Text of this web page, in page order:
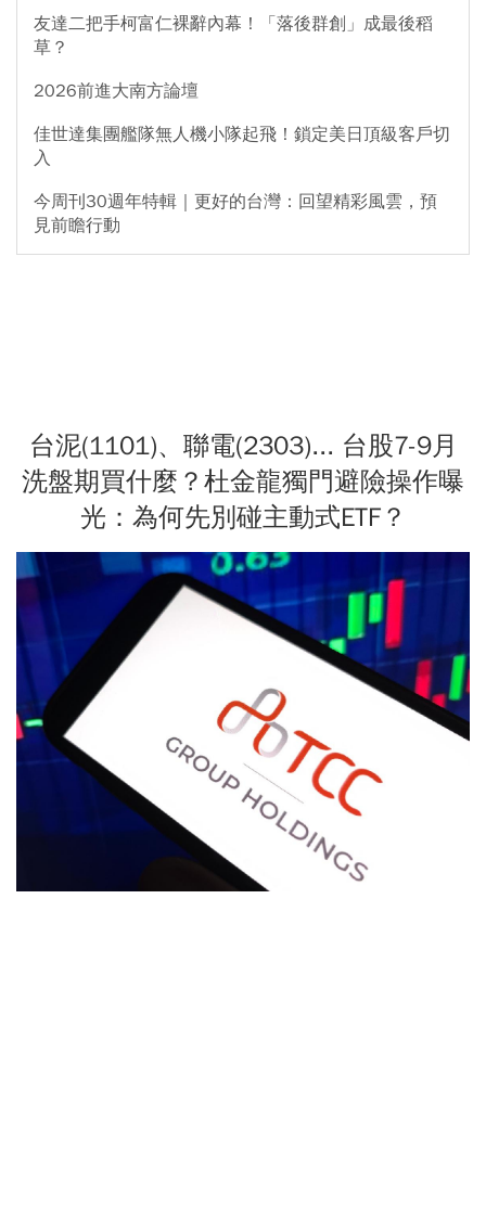
友達二把手柯富仁裸辭內幕！「落後群創」成最後稻
草？
2026前進大南方論壇
佳世達集團艦隊無人機小隊起飛！鎖定美日頂級客戶切
入
今周刊30週年特輯｜更好的台灣：回望精彩風雲，預
見前瞻行動
台泥(1101)、聯電(2303)... 台股7-9月
洗盤期買什麼？杜金龍獨門避險操作曝
光：為何先別碰主動式ETF？